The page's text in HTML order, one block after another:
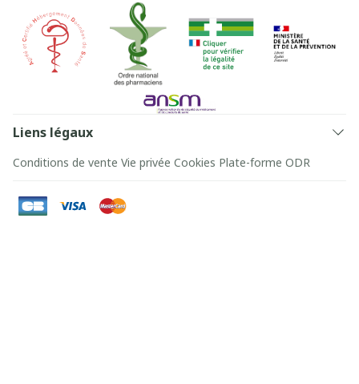
Liens légaux
Conditions de vente Vie privée Cookies Plate-forme ODR